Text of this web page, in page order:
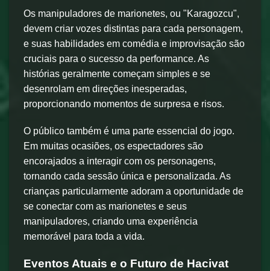
Os manipuladores de marionetes, ou "Karagozcu",
devem criar vozes distintas para cada personagem,
e suas habilidades em comédia e improvisação são
cruciais para o sucesso da performance. As
histórias geralmente começam simples e se
desenrolam em direções inesperadas,
proporcionando momentos de surpresa e risos.
O público também é uma parte essencial do jogo.
Em muitas ocasiões, os espectadores são
encorajados a interagir com os personagens,
tornando cada sessão única e personalizada. As
crianças particularmente adoram a oportunidade de
se conectar com as marionetes e seus
manipuladores, criando uma experiência
memorável para toda a vida.
Eventos Atuais e o Futuro de Hacivat